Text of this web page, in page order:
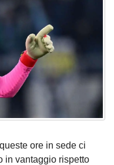
ore in sede ci
in vantaggio rispetto